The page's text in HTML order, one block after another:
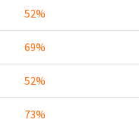
52%
69%
52%
73%